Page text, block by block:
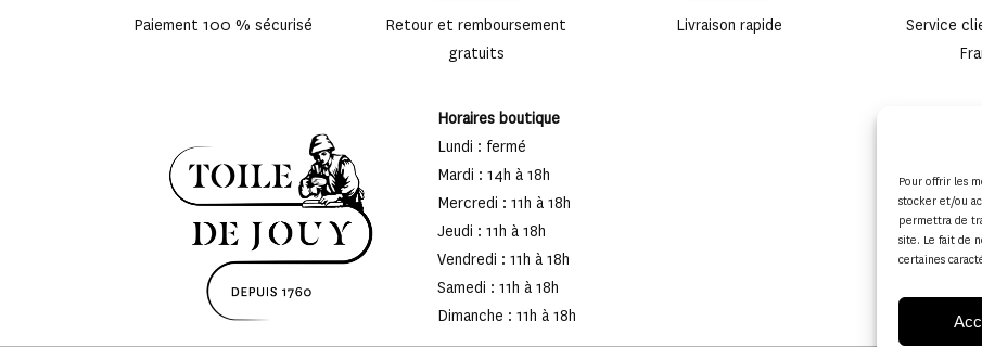
Pour offrir les
stocker et/ou
permettra de
site. Le fait de
certaines
Paiement 100 % sécurisé
Retour et remboursement
gratuits
Livraison rapide
Service
Horaires boutique
Lundi : fermé
Mardi : 14h à 18h
Mercredi : 11h à 18h
Jeudi : 11h à 18h
Vendredi : 11h à 18h
Samedi : 11h à 18h
Dimanche : 11h à 18h